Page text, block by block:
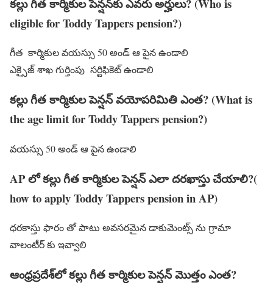
eligible for Toddy Tappers pension?)
గీత కార్మికుల వయస్సు 50 అండ్ ఆ పైన ఉండాలి
ఎక్సైజ్ శాఖ గుర్తింపు సర్టిఫికెట్ ఉండాలి
కల్లు గీత కార్మికుల పెన్షన్ వయోపరిమితి ఎంత? (What is
the age limit for Toddy Tappers pension?)
వయస్సు 50 అండ్ ఆ పైన ఉండాలి
AP లో కల్లు గీత కార్మికుల పెన్షన్ ఎలా దరఖాస్తు చేయాలి?(
how to apply Toddy Tappers pension in AP)
ధరకాస్తు ఫారం తో పాటు అవసరమైన డాకుమెంట్స్ ను గ్రామా
వాలంటీర్ కు ఇవ్వాలి
ఆంధ్రప్రదేశ్‌లో కల్లు గీత కార్మికుల పెన్షన్ మొత్తం ఎంత?